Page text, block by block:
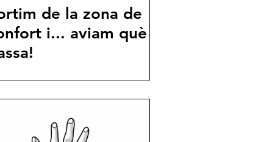
de la zona de
i... aviam què